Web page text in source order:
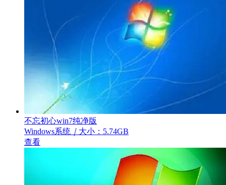
不忘初心win7纯净版
Windows系统 ｜ 大小：5.74GB
查看